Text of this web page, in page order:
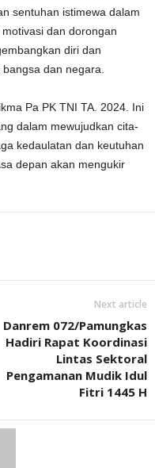
sentuhan istimewa dalam
dan dorongan
diri dan
dan negara.
Pa PK TNI TA. 2024. Ini
dalam mewujudkan cita-
kedaulatan dan keutuhan
depan akan mengukir
Next article
Danrem 072/Pamungkas
Hadiri Rapat Koordinasi
Lintas Sektoral
Pengamanan Mudik Idul
Fitri 1445 H